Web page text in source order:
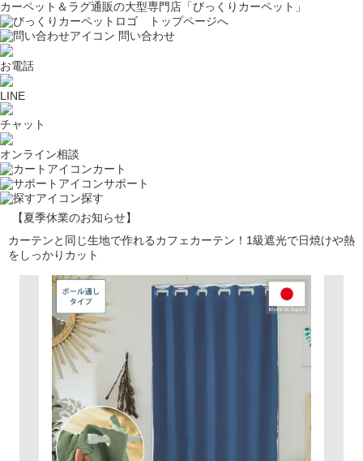
カーペット＆ラグ通販の大型専門店「びっくりカーペット」
問い合わせ
お電話
LINE
チャット
オンライン相談
カート
サポート
探す
【夏季休業のお知らせ】
カーテンと同じ生地で作れるカフェカーテン！1級遮光で日焼けや熱
をしっかりカット